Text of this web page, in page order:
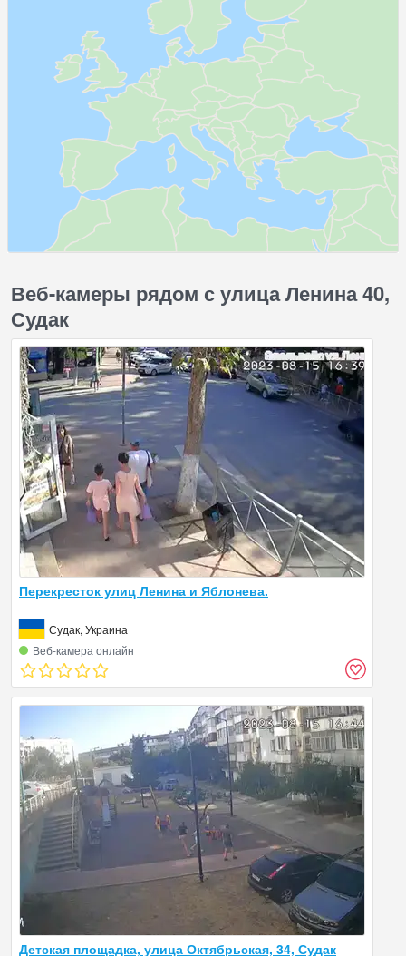
Веб-камеры рядом с улица Ленина 40,
Судак
Перекресток улиц Ленина и Яблонева.
Судак, Украина
Веб‑камера онлайн
Детская площадка, улица Октябрьская, 34, Судак